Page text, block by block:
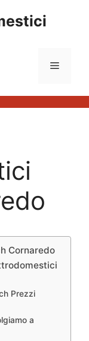
Menu
Cornaredo
Prezzi
a